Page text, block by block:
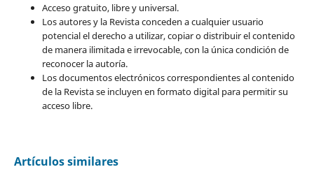
Acceso gratuito, libre y universal.
Los autores y la Revista conceden a cualquier usuario
potencial el derecho a utilizar, copiar o distribuir el contenido
de manera ilimitada e irrevocable, con la única condición de
reconocer la autoría.
Los documentos electrónicos correspondientes al contenido
de la Revista se incluyen en formato digital para permitir su
acceso libre.
Artículos similares